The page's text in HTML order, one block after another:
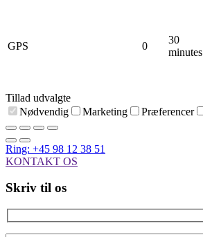
GPS 0
30
minutes
Tillad udvalgte
Nødvendig
Marketing Præferencer
Ring: +45 98 12 38 51
KONTAKT OS
Skriv til os